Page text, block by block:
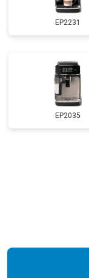
EP2231
EP2035